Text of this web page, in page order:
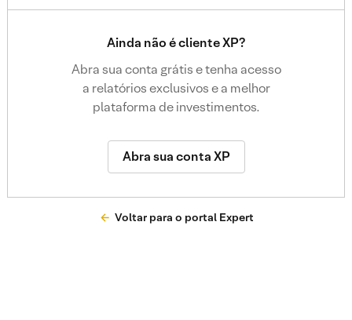
Ainda não é cliente XP?
Abra sua conta grátis e tenha acesso
a relatórios exclusivos e a melhor
plataforma de investimentos.
Abra sua conta XP
Voltar para o portal Expert